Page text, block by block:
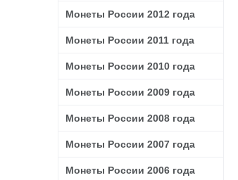
Монеты России 2012 года
Монеты России 2011 года
Монеты России 2010 года
Монеты России 2009 года
Монеты России 2008 года
Монеты России 2007 года
Монеты России 2006 года